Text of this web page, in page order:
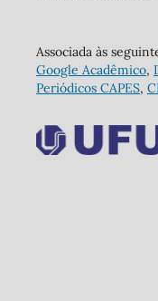
Associada às
Google Acadêmico,
Periódicos CAPES,